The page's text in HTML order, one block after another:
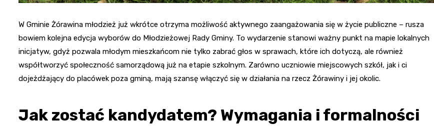
W Gminie Żórawina młodzież już wkrótce otrzyma możliwość aktywnego zaangażowania się w życie publiczne – rusza
bowiem kolejna edycja wyborów do Młodzieżowej Rady Gminy. To wydarzenie stanowi ważny punkt na mapie lokalnych
inicjatyw, gdyż pozwala młodym mieszkańcom nie tylko zabrać głos w sprawach, które ich dotyczą, ale również
współtworzyć społeczność samorządową już na etapie szkolnym. Zarówno uczniowie miejscowych szkół, jak i ci
dojeżdżający do placówek poza gminą, mają szansę włączyć się w działania na rzecz Żórawiny i jej okolic.
Jak zostać kandydatem? Wymagania i formalności